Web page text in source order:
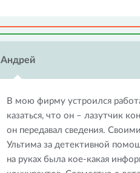
Андрей
В мою фирму устроился
казаться, что он – лазутчик
он передавал сведения.
Ультима за детективной
на руках была кое-какая